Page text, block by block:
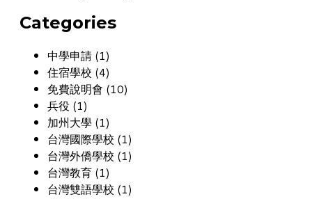
Categories
中學申請 (1)
住宿學校 (4)
免費說明會 (10)
兵役 (1)
加州大學 (1)
台灣國際學校 (1)
台灣外僑學校 (1)
台灣教育 (1)
台灣雙語學校 (1)